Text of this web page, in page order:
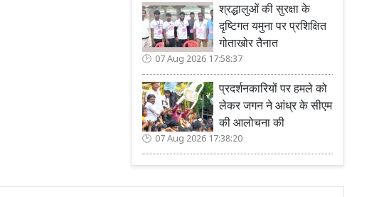
श्रद्धालुओं की सुरक्षा के
दृष्टिगत यमुना पर प्रशिक्षित
गोताखोर तैनात
07 Aug 2026 17:58:37
प्रदर्शनकारियों पर हमले को
लेकर जगन ने आंध्र के सीएम
की आलोचना की
07 Aug 2026 17:38:20